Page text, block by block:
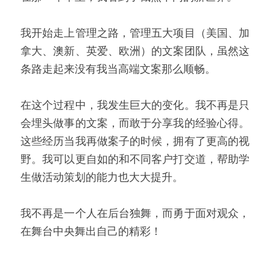
我开始走上管理之路，管理五大项目（美国、加
拿大、澳新、英爱、欧洲）的文案团队，虽然这
条路走起来没有我当高端文案那么顺畅。
在这个过程中，我发生巨大的变化。我不再是只
会埋头做事的文案，而敢于分享我的经验心得。
这些经历当我再做案子的时候，拥有了更高的视
野。我可以更自如的和不同客户打交道，帮助学
生做活动策划的能力也大大提升。
我不再是一个人在后台独舞，而勇于面对观众，
在舞台中央舞出自己的精彩！